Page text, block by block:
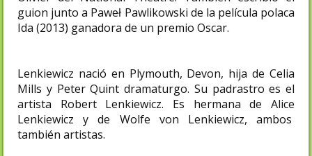
guion junto a Paweł Pawlikowski de la película polaca
Ida (2013) ganadora de un premio Oscar.
Lenkiewicz nació en Plymouth, Devon, hija de Celia
Mills y Peter Quint dramaturgo. Su padrastro es el
artista Robert Lenkiewicz.​ Es hermana de Alice
Lenkiewicz​ y de Wolfe von Lenkiewicz,​ ambos
también artistas.